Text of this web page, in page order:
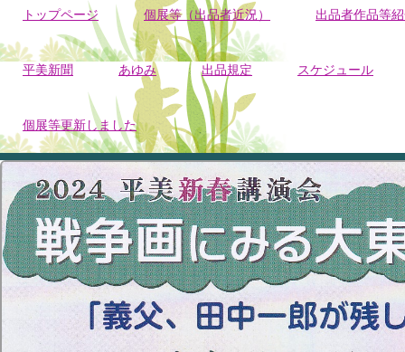
トップページ 個展等（出品者近況） 出品者作品等
平美新聞 あゆみ 出品規定 スケジュール
個展等更新しました